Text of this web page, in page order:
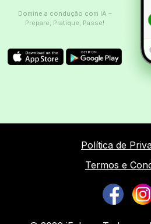
Domine a condução com IA –
Prepare, Pratique, Passe!
Política de
Termos e